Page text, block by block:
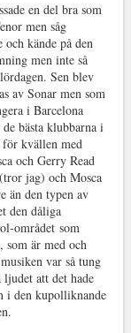
en del bra som
men såg
kände på den
men inte så
Sen blev
av Sonar men som
i Barcelona
bästa klubbarna i
kvällen med
och Gerry Read
jag) och Mosca
än den typen av
den dåliga
området som
som är med och
var så tung
att det hade
i den kupolliknande